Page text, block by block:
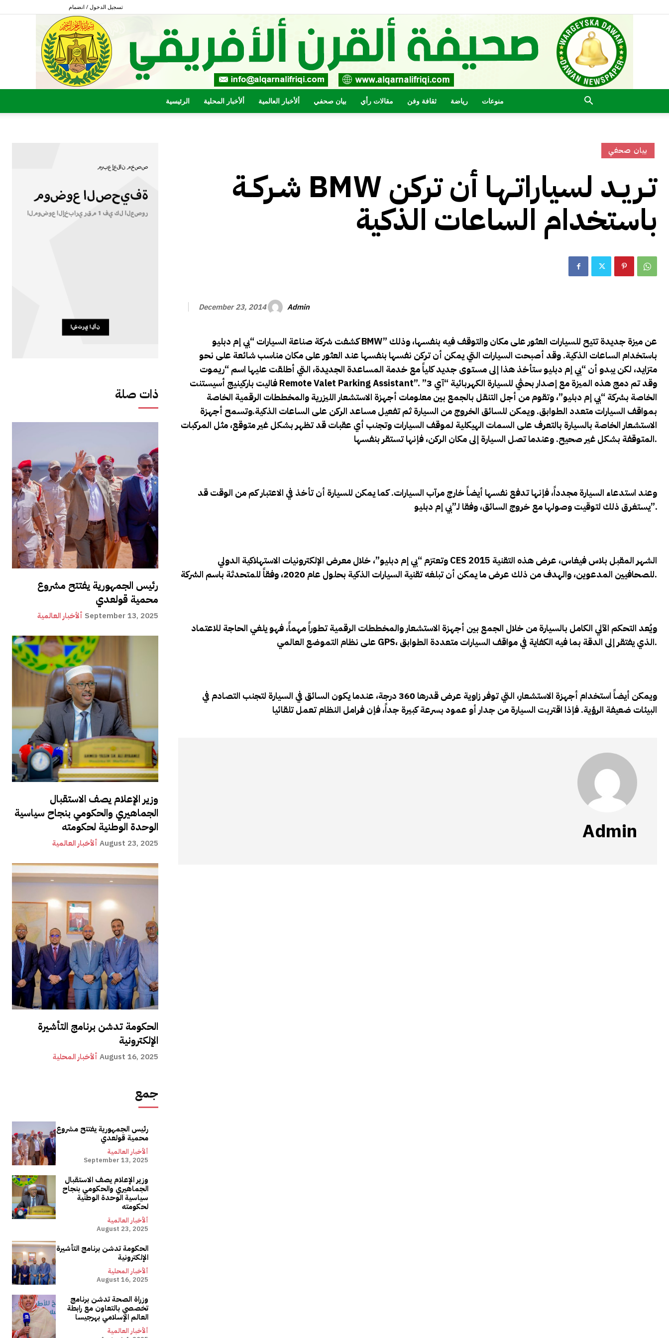
تسجيل الدخول / انضمام
القرن
الرئيسية ألأخبار المحلية ألأخبار العالمية بيان صحفي مقالات رأي ثقافة وفن رياضة منوعات
ذات صلة
رئيس الجمهورية يفتتح مشروع
محمية قولعدي
ألأخبار العالمية September 13, 2025
وزير الإعلام يصف الاستقبال
الجماهيري والحكومي بنجاح سياسية
الوحدة الوطنية لحكومته
ألأخبار العالمية August 23, 2025
الحكومة تدشن برنامج التأشيرة
الإلكترونية
ألأخبار المحلية August 16, 2025
جمع
رئيس الجمهورية يفتتح مشروع
محمية قولعدي
ألأخبار العالمية
September 13, 2025
وزير الإعلام يصف الاستقبال
الجماهيري والحكومي بنجاح
سياسية الوحدة الوطنية
لحكومته
ألأخبار العالمية
August 23, 2025
الحكومة تدشن برنامج التأشيرة
الإلكترونية
ألأخبار المحلية
August 16, 2025
وزراة الصحة تدشن برنامج
تخصصي بالتعاون مع رابطة
العالم الإسلامي بهرجيسا
ألأخبار العالمية
بيان صحفي
شـركــة BMW تـريـد لسياراتـهـا أن تركن
باستخدام الساعات الذكية
December 23, 2014 Admin
كشفت شركة صناعة السيارات “بي إم دبليوBMW” عن ميزة جديدة تتيح للسيارات العثور على مكان والتوقف فيه بنفسها، وذلك
باستخدام الساعات الذكية. وقد أصبحت السيارات التي يمكن أن تركن نفسها بنفسها عند العثور على مكان مناسب شائعة على نحو
متزايد، لكن يبدو أن “بي إم دبليو ستأخذ هذا إلى مستوى جديد كلياً مع خدمة المساعدة الجديدة، التي أطلقت عليها اسم “ريموت
Remote Valet Parking Assistant”. وقد تم دمج هذه الميزة مع إصدار بحثي للسيارة الكهربائية “آي 3”
الخاصة بشركة “بي إم دبليو”، وتقوم من أجل التنقل بالجمع بين معلومات أجهزة الاستشعار الليزرية والمخططات الرقمية الخاصة
بمواقف السيارات متعدد الطوابق. ويمكن للسائق الخروج من السيارة ثم تفعيل مساعد الركن على الساعات الذكية.وتسمح أجهزة
الاستشعار الخاصة بالسيارة بالتعرف على السمات الهيكلية لموقف السيارات وتجنب أي عقبات قد تظهر بشكل غير متوقع، مثل المركبات
المتوقفة بشكل غير صحيح. وعندما تصل السيارة إلى مكان الركن، فإنها تستقر بنفسها.
وعند استدعاء السيارة مجدداً، فإنها تدفع نفسها أيضاً خارج مرآب السيارات. كما يمكن للسيارة أن تأخذ في الاعتبار كم من الوقت قد
يستغرق ذلك لتوقيت وصولها مع خروج السائق، وفقا لـ”بي إم دبليو”.
CES 2015 الشهر المقبل بلاس فيغاس، عرض هذه التقنية
للصحافيين المدعوين، والهدف من ذلك عرض ما يمكن أن تبلغه تقنية السيارات الذكية بحلول عام 2020، وفقاً للمتحدثة باسم الشركة.
ويُعد التحكم الآلي الكامل بالسيارة من خلال الجمع بين أجهزة الاستشعار والمخططات الرقمية تطوراً مهماً، فهو يلغي الحاجة للاعتماد
GPS، الذي يفتقر إلى الدقة بما فيه الكفاية في مواقف السيارات متعددة الطوابق.
ويمكن أيضاً استخدام أجهزة الاستشعار، التي توفر زاوية عرض قدرها 360 درجة، عندما يكون السائق في السيارة لتجنب التصادم في
البيئات ضعيفة الرؤية. فإذا اقتربت السيارة من جدار أو عمود بسرعة كبيرة جداً، فإن فرامل النظام تعمل تلقائيا
Admin